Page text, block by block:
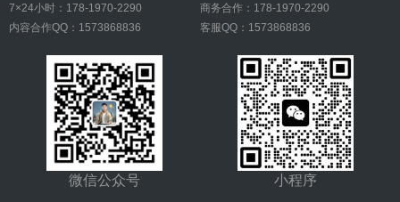
7×24小时：178-1970-2290
商务合作：178-1970-2290
内容合作QQ：1573868836
客服QQ：1573868836
微信公众号 小程序